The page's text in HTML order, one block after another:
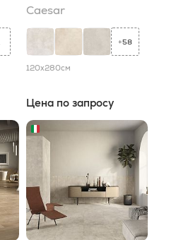
Caesar
+58
120x280см
Цена по запросу